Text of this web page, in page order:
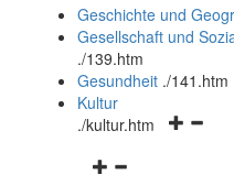
Geschichte und
Gesellschaft und
./139.htm
Gesundheit ./141.htm
Kultur
./kultur.htm
Navigationsmenü